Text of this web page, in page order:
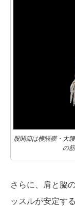
股関節は横隔膜・大
の
さらに、肩と脇
ッスルが安定す